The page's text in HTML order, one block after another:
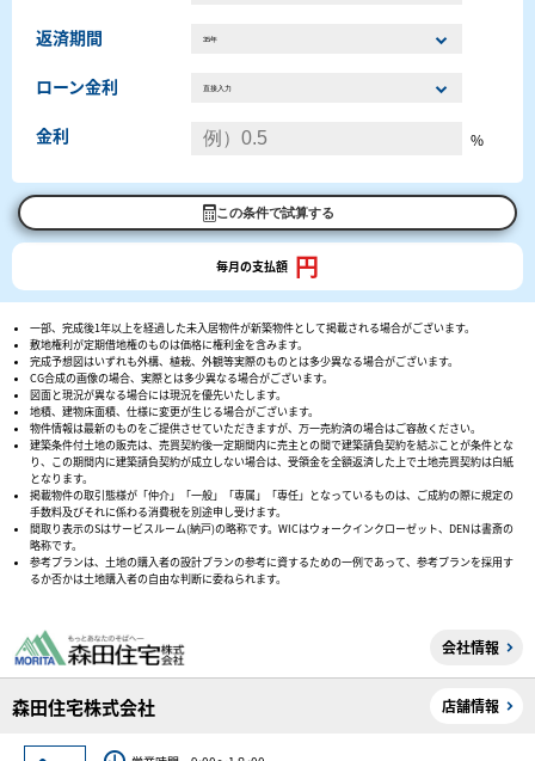
返済期間
ローン金利
金利 %
この条件で試算する
毎月の支払額 円
一部、完成後1年以上を経過した未入居物件が新築物件として掲載される場合がございます。
敷地権利が定期借地権のものは価格に権利金を含みます。
完成予想図はいずれも外構、植栽、外観等実際のものとは多少異なる場合がございます。
CG合成の画像の場合、実際とは多少異なる場合がございます。
図面と現況が異なる場合には現況を優先いたします。
地積、建物床面積、仕様に変更が生じる場合がございます。
物件情報は最新のものをご提供させていただきますが、万一売約済の場合はご容赦ください。
建築条件付土地の販売は、売買契約後一定期間内に売主との間で建築請負契約を結ぶことが条件とな
り、この期間内に建築請負契約が成立しない場合は、受領金を全額返済した上で土地売買契約は白紙
となります。
掲載物件の取引態様が「仲介」「一般」「専属」「専任」となっているものは、ご成約の際に規定の
手数料及びそれに係わる消費税を別途申し受けます。
間取り表示のSはサービスルーム(納戸)の略称です。WICはウォークインクローゼット、DENは書斎の
略称です。
参考プランは、土地の購入者の設計プランの参考に資するための一例であって、参考プランを採用す
るか否かは土地購入者の自由な判断に委ねられます。
会社情報
森田住宅株式会社 店舗情報